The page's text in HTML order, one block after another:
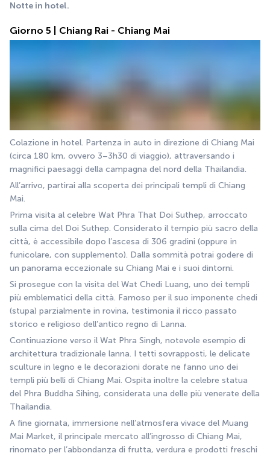
Notte in hotel.
Giorno 5 | Chiang Rai - Chiang Mai
Colazione in hotel. Partenza in auto in direzione di Chiang Mai
(circa 180 km, ovvero 3–3h30 di viaggio), attraversando i
magnifici paesaggi della campagna del nord della Thailandia.
All’arrivo, partirai alla scoperta dei principali templi di Chiang
Mai.
Prima visita al celebre Wat Phra That Doi Suthep, arroccato
sulla cima del Doi Suthep. Considerato il tempio più sacro della
città, è accessibile dopo l’ascesa di 306 gradini (oppure in
funicolare, con supplemento). Dalla sommità potrai godere di
un panorama eccezionale su Chiang Mai e i suoi dintorni.
Si prosegue con la visita del Wat Chedi Luang, uno dei templi
più emblematici della città. Famoso per il suo imponente chedi
(stupa) parzialmente in rovina, testimonia il ricco passato
storico e religioso dell’antico regno di Lanna.
Continuazione verso il Wat Phra Singh, notevole esempio di
architettura tradizionale lanna. I tetti sovrapposti, le delicate
sculture in legno e le decorazioni dorate ne fanno uno dei
templi più belli di Chiang Mai. Ospita inoltre la celebre statua
del Phra Buddha Sihing, considerata una delle più venerate della
Thailandia.
A fine giornata, immersione nell’atmosfera vivace del Muang
Mai Market, il principale mercato all’ingrosso di Chiang Mai,
rinomato per l’abbondanza di frutta, verdura e prodotti freschi